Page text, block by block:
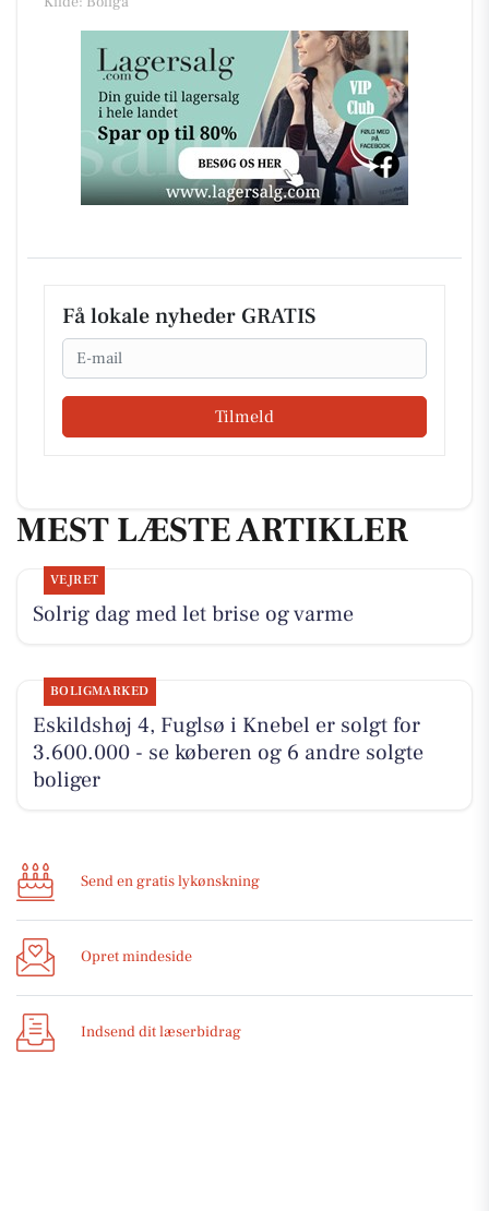
Få lokale nyheder GRATIS
Email
Tilmeld
MEST LÆSTE ARTIKLER
VEJRET
Solrig dag med let brise og varme
BOLIGMARKED
Eskildshøj 4, Fuglsø i Knebel er solgt for
3.600.000 - se køberen og 6 andre solgte
boliger
Send en gratis lykønskning
Opret mindeside
Indsend dit læserbidrag